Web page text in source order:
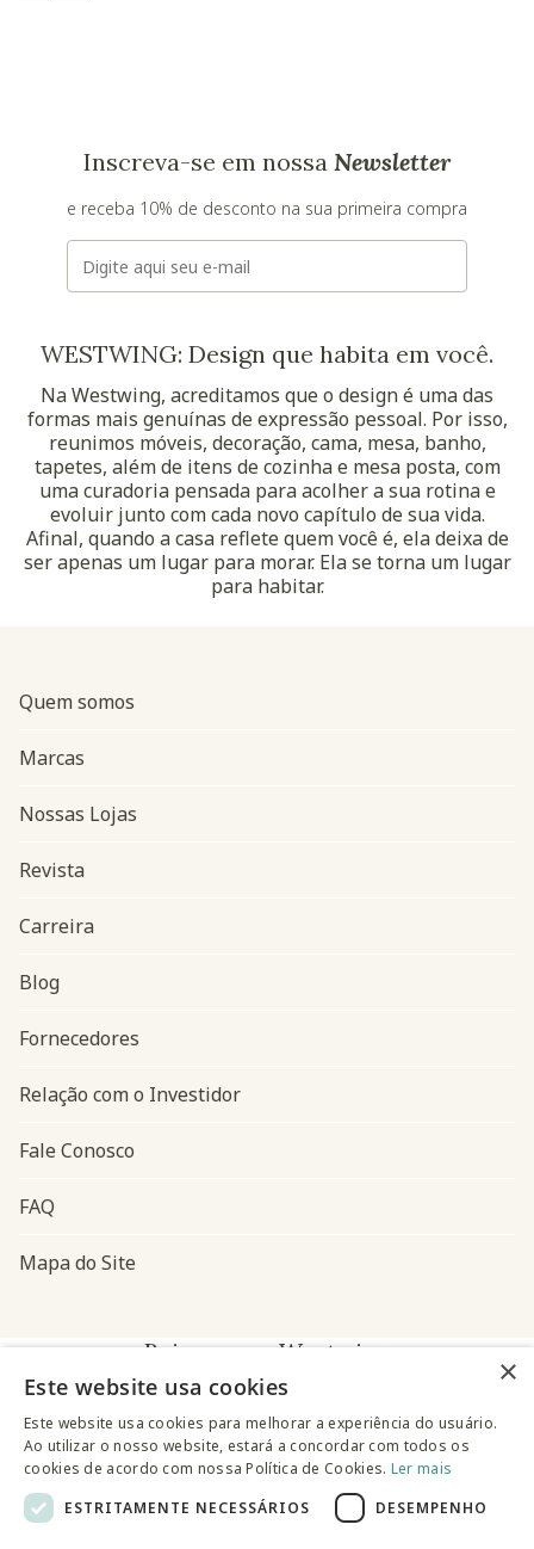
Inscreva-se em nossa Newsletter
e receba 10% de desconto na sua primeira compra
E-mail
WESTWING: Design que habita em você.
Na Westwing, acreditamos que o design é uma das
formas mais genuínas de expressão pessoal. Por isso,
reunimos móveis, decoração, cama, mesa, banho,
tapetes, além de itens de cozinha e mesa posta, com
uma curadoria pensada para acolher a sua rotina e
evoluir junto com cada novo capítulo de sua vida.
Afinal, quando a casa reflete quem você é, ela deixa de
ser apenas um lugar para morar. Ela se torna um lugar
para habitar.
Navegação do rodapé
Quem somos
Marcas
Nossas Lojas
Revista
Carreira
Blog
Fornecedores
Relação com o Investidor
Fale Conosco
FAQ
Mapa do Site
Baixe o app Westwing
×
Este website usa cookies
Este website usa cookies para melhorar a experiência do usuário.
Ao utilizar o nosso website, estará a concordar com todos os
cookies de acordo com nossa Política de Cookies. Ler mais
ESTRITAMENTE NECESSÁRIOS
DESEMPENHO